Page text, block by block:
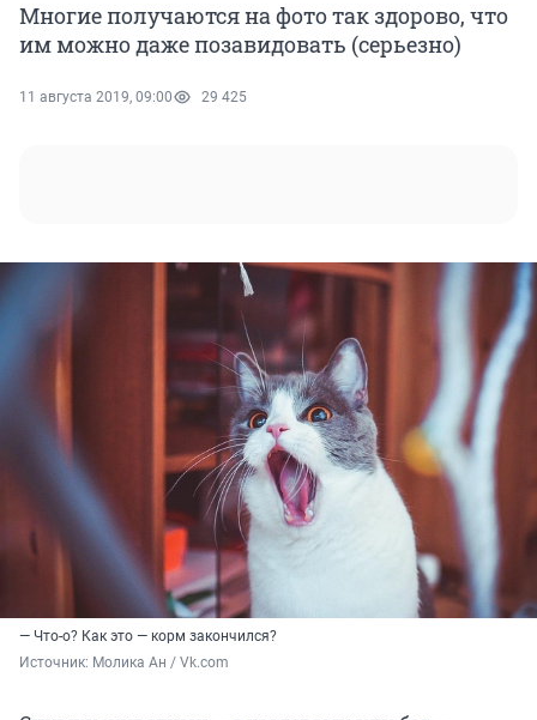
Многие получаются на фото так здорово, что
им можно даже позавидовать (серьезно)
11 августа 2019, 09:00 29 425
— Что-о? Как это — корм закончился?
Источник: Молика Ан / Vk.com